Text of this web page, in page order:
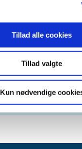
Tillad alle cookies
Tillad valgte
Kun nødvendige